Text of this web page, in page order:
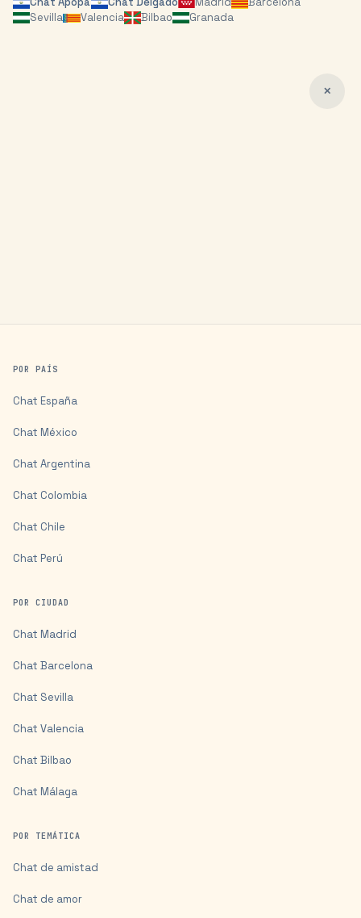
Sevilla
Valencia Bilbao Granada
✕
POR PAÍS
Chat España
Chat México
Chat Argentina
Chat Colombia
Chat Chile
Chat Perú
POR CIUDAD
Chat Madrid
Chat Barcelona
Chat Sevilla
Chat Valencia
Chat Bilbao
Chat Málaga
POR TEMÁTICA
Chat de amistad
Chat de amor